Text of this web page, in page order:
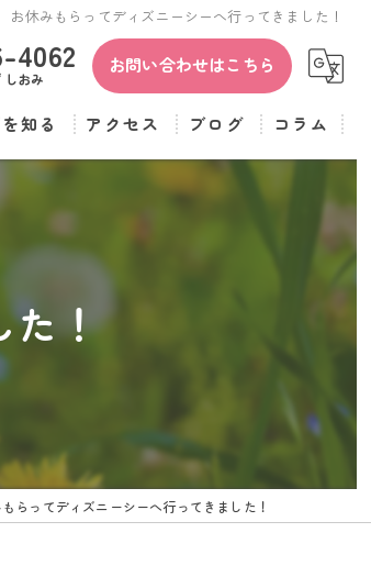
お休みもらってディズニーシーへ行ってきました！
4062
しおみ
お問い合わせはこちら
知る アクセス
たすきっず
ブログ コラム
た！
らってディズニーシーへ行ってきました！